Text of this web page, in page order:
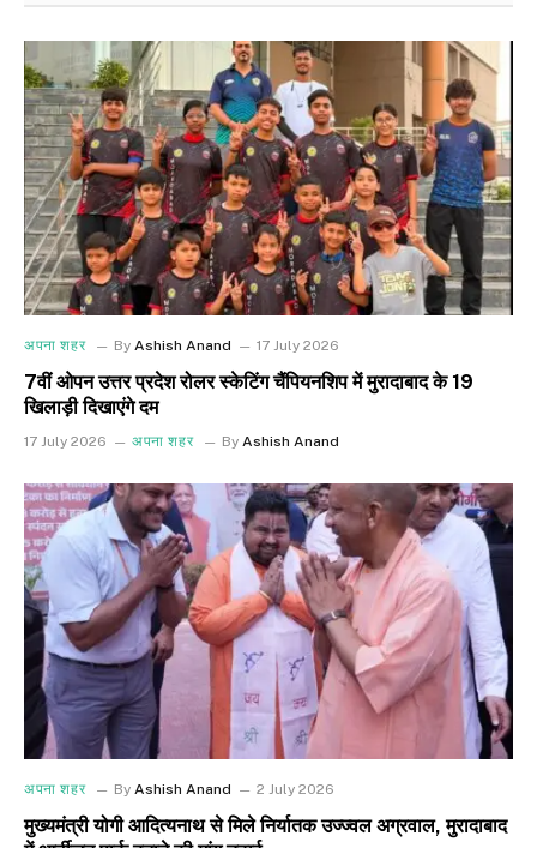
अपना शहर By Ashish Anand 17 July 2026
7वीं ओपन उत्तर प्रदेश रोलर स्केटिंग चैंपियनशिप में मुरादाबाद के 19
खिलाड़ी दिखाएंगे दम
17 July 2026 अपना शहर By Ashish Anand
अपना शहर By Ashish Anand 2 July 2026
मुख्यमंत्री योगी आदित्यनाथ से मिले निर्यातक उज्ज्वल अग्रवाल, मुरादाबाद